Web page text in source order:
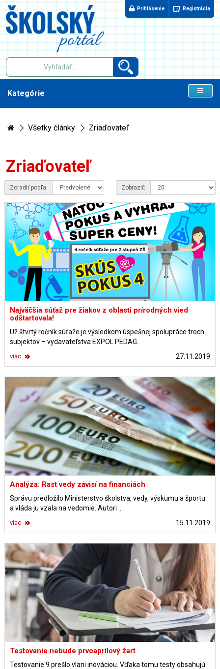
Prihlásenie Registrácia
Kategórie
Všetky články Zriaďovateľ
Zriaďovateľ
Zoradiť podľa: Zobraziť:
Najväčšia súťaž pre žiakov z oblasti prírodných vied
odštartovala!
Už štvrtý ročník súťaže je výsledkom úspešnej spolupráce troch
subjektov – vydavateľstva EXPOL PEDAG..
27.11.2019
viac
Analýza: Rast vedy závisí na financiách
Správu predložilo Ministerstvo školstva, vedy, výskumu a športu
a vláda ju vzala na vedomie. Autori ..
15.11.2019
viac
Testovanie nebude prvoaprílový žart
Testovanie 9 prešlo vlani inováciou. Vďaka tomu testy obsahujú